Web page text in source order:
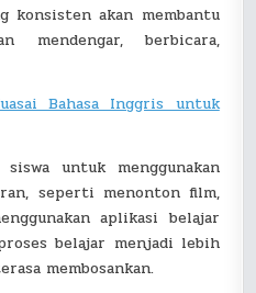
konsisten akan membantu
mendengar, berbicara,
Bahasa Inggris untuk
untuk menggunakan
seperti menonton film,
aplikasi belajar
belajar menjadi lebih
membosankan.